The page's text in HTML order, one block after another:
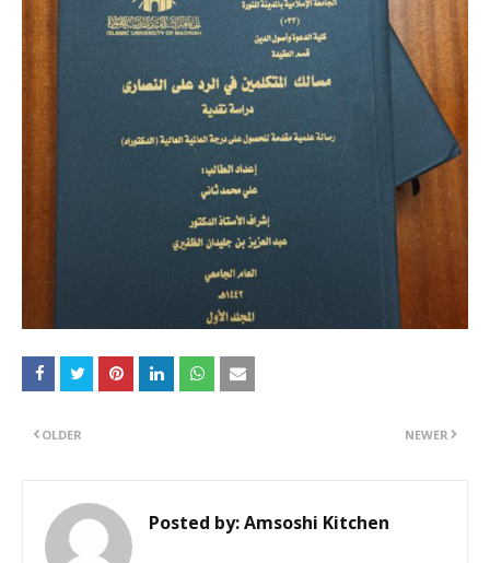
NEWER
OLDER
Posted by:Amsoshi Kitchen